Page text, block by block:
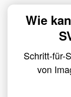
Wie
Schritt-für-
von